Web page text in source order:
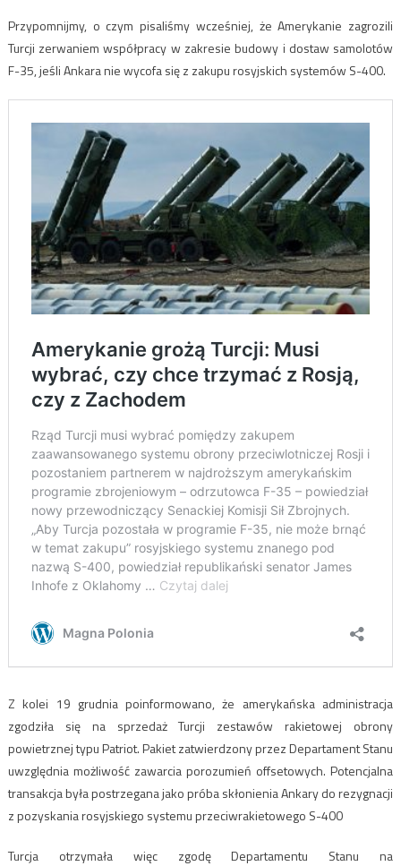
Przypomnijmy, o czym pisaliśmy wcześniej, że Amerykanie zagrozili
Turcji zerwaniem współpracy w zakresie budowy i dostaw samolotów
F-35, jeśli Ankara nie wycofa się z zakupu rosyjskich systemów S-400.
Z kolei 19 grudnia poinformowano, że amerykańska administracja
zgodziła się na sprzedaż Turcji zestawów rakietowej obrony
powietrznej typu Patriot. Pakiet zatwierdzony przez Departament Stanu
uwzględnia możliwość zawarcia porozumień offsetowych. Potencjalna
transakcja była postrzegana jako próba skłonienia Ankary do rezygnacji
z pozyskania rosyjskiego systemu przeciwrakietowego S-400
Turcja otrzymała więc zgodę Departamentu Stanu na